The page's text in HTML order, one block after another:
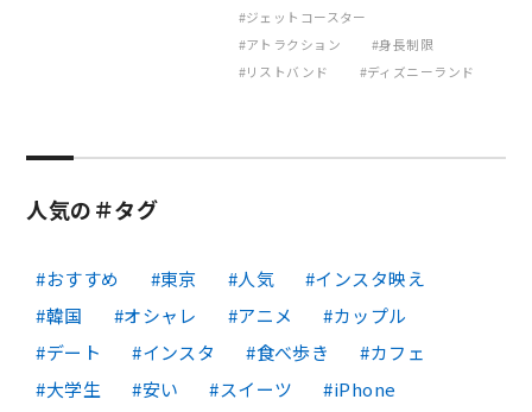
ジェットコースター
アトラクション
身長制限
リストバンド
ディズニーランド
人気の＃タグ
おすすめ 東京 人気
インスタ映え
韓国
オシャレ アニメ
カップル
デート
インスタ 食べ歩き
カフェ
大学生
安い スイーツ
iPhone